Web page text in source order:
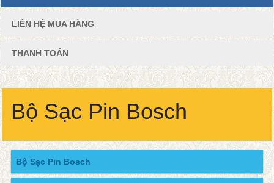
LIÊN HỆ MUA HÀNG
THANH TOÁN
Bộ Sạc Pin Bosch
Bộ Sạc Pin Bosch